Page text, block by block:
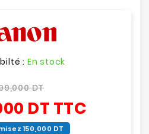
: En stock
DT
DT TTC
150,000 DT